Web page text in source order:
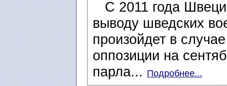
С 2011 года
выводу шведских
произойдет в
оппозиции на
парла... Подробнее...